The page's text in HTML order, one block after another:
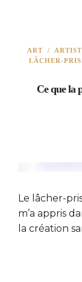
ART/
LÂCHER-
Ce que la
Le lâcher-
m’a appris
la création